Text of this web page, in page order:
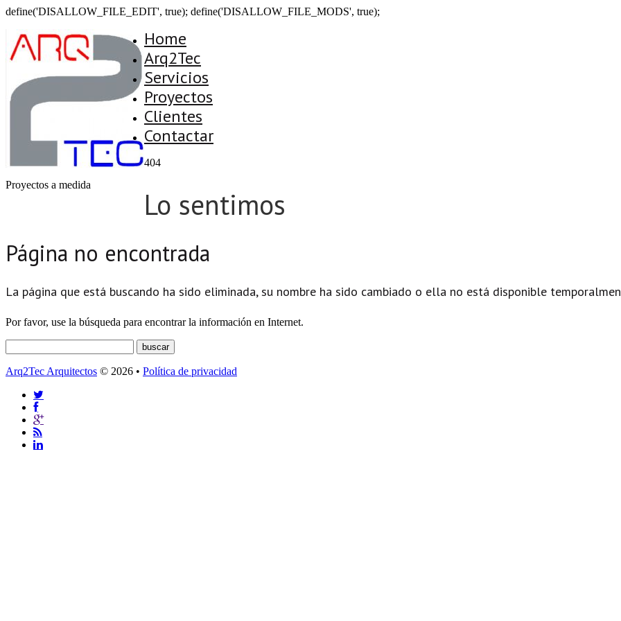
define('DISALLOW_FILE_EDIT', true); define('DISALLOW_FILE_MODS', true);
Proyectos a medida
Home
Arq2Tec
Servicios
Proyectos
Clientes
Contactar
404
Lo sentimos
Página no encontrada
La página que está buscando ha sido eliminada, su nombre ha sido cambiado o ella no está disponible
Por favor, use la búsqueda para encontrar la información en Internet.
Arq2Tec Arquitectos © 2026 • Política de privacidad